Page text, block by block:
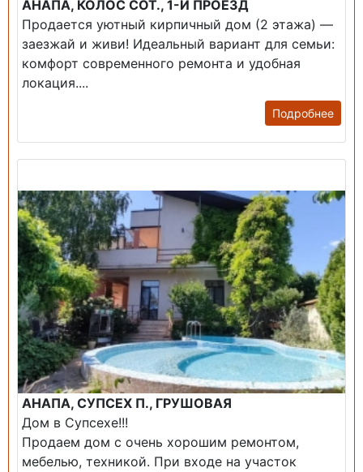
АНАПА, КОЛОС СОТ., 1-Й ПРОЕЗД
Продается уютный кирпичный дом (2 этажа) —
заезжай и живи! ​Идеальный вариант для семьи:
комфорт современного ремонта и удобная
локация....
Подробнее
АНАПА, СУПСЕХ П., ГРУШОВАЯ
Дом в Супсехе!!!
Продаем дом с очень хорошим ремонтом,
мебелью, техникой. При входе на участок